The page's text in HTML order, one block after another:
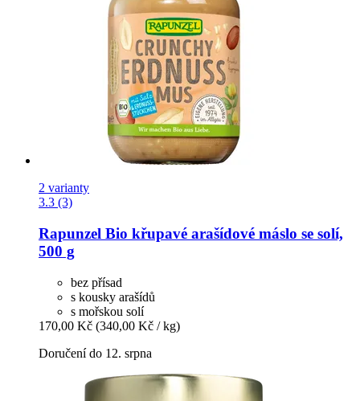
2 varianty
3.3 (3)
Rapunzel Bio křupavé arašídové máslo se solí,
500 g
bez přísad
s kousky arašídů
s mořskou solí
170,00 Kč (340,00 Kč / kg)
Doručení do 12. srpna